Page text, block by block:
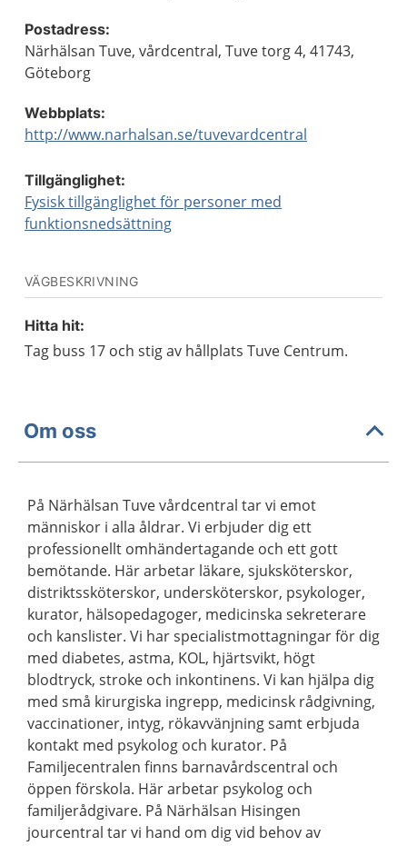
Postadress:
Närhälsan Tuve, vårdcentral, Tuve torg 4, 41743,
Göteborg
Webbplats:
http://www.narhalsan.se/tuvevardcentral
Tillgänglighet:
Fysisk tillgänglighet för personer med
funktionsnedsättning
VÄGBESKRIVNING
Hitta hit:
Tag buss 17 och stig av hållplats Tuve Centrum.
Om oss
På Närhälsan Tuve vårdcentral tar vi emot
människor i alla åldrar. Vi erbjuder dig ett
professionellt omhändertagande och ett gott
bemötande. Här arbetar läkare, sjuksköterskor,
distriktssköterskor, undersköterskor, psykologer,
kurator, hälsopedagoger, medicinska sekreterare
och kanslister. Vi har specialistmottagningar för dig
med diabetes, astma, KOL, hjärtsvikt, högt
blodtryck, stroke och inkontinens. Vi kan hjälpa dig
med små kirurgiska ingrepp, medicinsk rådgivning,
vaccinationer, intyg, rökavvänjning samt erbjuda
kontakt med psykolog och kurator. På
Familjecentralen finns barnavårdscentral och
öppen förskola. Här arbetar psykolog och
familjerådgivare. På Närhälsan Hisingen
jourcentral tar vi hand om dig vid behov av